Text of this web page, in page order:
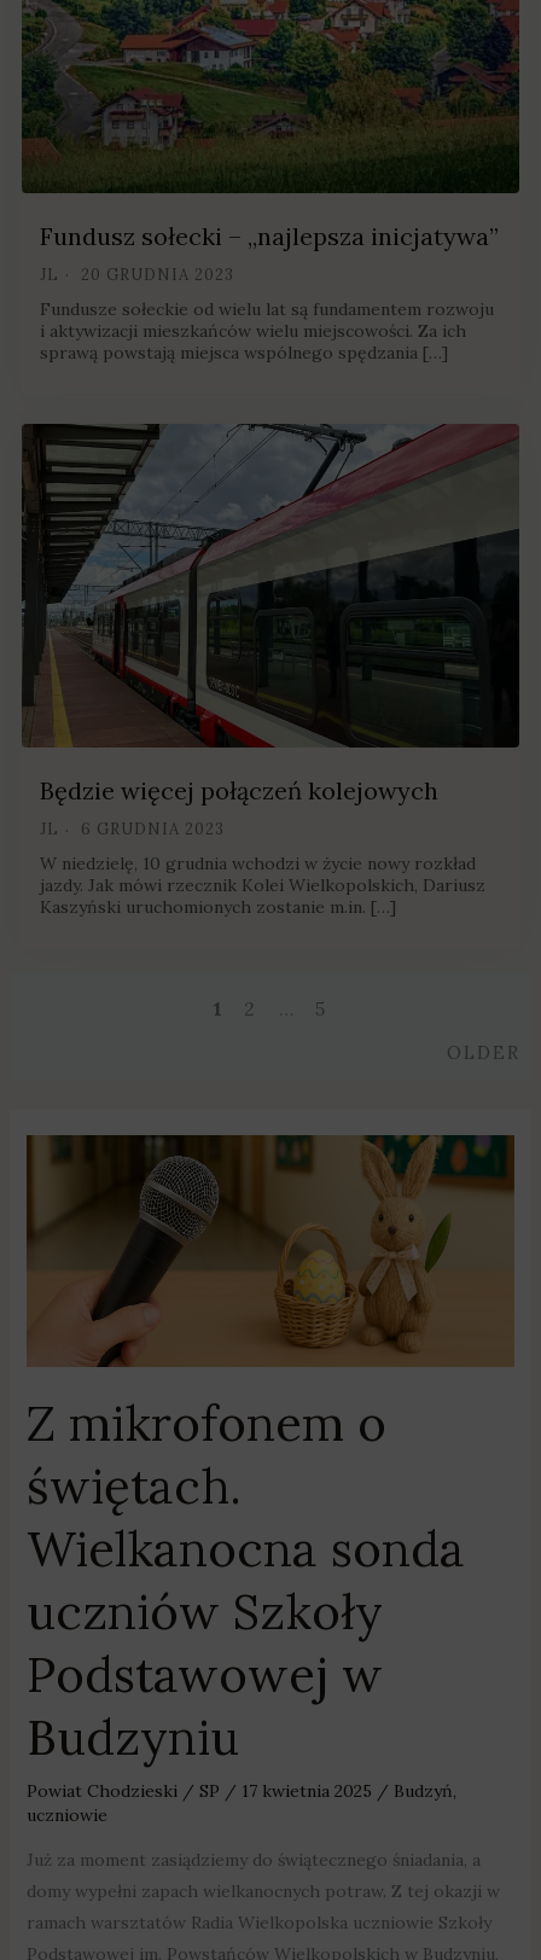
Fundusz sołecki – „najlepsza inicjatywa”
JL 20 GRUDNIA 2023
Fundusze sołeckie od wielu lat są fundamentem rozwoju
i aktywizacji mieszkańców wielu miejscowości. Za ich
sprawą powstają miejsca wspólnego spędzania […]
Będzie więcej połączeń kolejowych
JL 6 GRUDNIA 2023
W niedzielę, 10 grudnia wchodzi w życie nowy rozkład
jazdy. Jak mówi rzecznik Kolei Wielkopolskich, Dariusz
Kaszyński uruchomionych zostanie m.in. […]
1 2
5
OLDER
Z mikrofonem o
świętach.
Wielkanocna sonda
uczniów Szkoły
Podstawowej w
Budzyniu
Powiat Chodzieski/ SP / 17 kwietnia 2025 / Budzyń,
uczniowie
Już za moment zasiądziemy do świątecznego śniadania, a
domy wypełni zapach wielkanocnych potraw. Z tej okazji w
ramach warsztatów Radia Wielkopolska uczniowie Szkoły
Podstawowej im. Powstańców Wielkopolskich w Budzyniu,
Wielkanocna
Szkoły
Podstawowej
w
Budzyniu